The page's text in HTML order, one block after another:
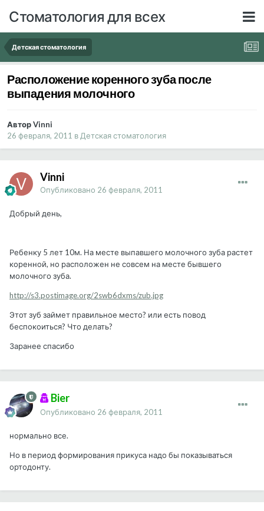
Стоматология для всех
Детская стоматология
Расположение коренного зуба после
выпадения молочного
Автор Vinni
26 февраля, 2011 вДетская стоматология
Vinni
Опубликовано 26 февраля, 2011
Добрый день,
Ребенку 5 лет 10м. На месте выпавшего молочного зуба растет
коренной, но расположен не совсем на месте бывшего
молочного зуба.
http://s3.postimage.org/2swb6dxms/zub.jpg
Этот зуб займет правильное место? или есть повод
беспокоиться? Что делать?
Заранее спасибо
Bier
Опубликовано 26 февраля, 2011
нормально все.
Но в период формирования прикуса надо бы показываться
ортодонту.